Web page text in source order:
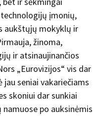
įmonių,
aukštųjų mokyklų ir
žinoma,
ir atsinaujinančios
„Eurovizijos“ vis dar
seniai vakariečiams
skoniui dar sunkiai
po auksinėmis